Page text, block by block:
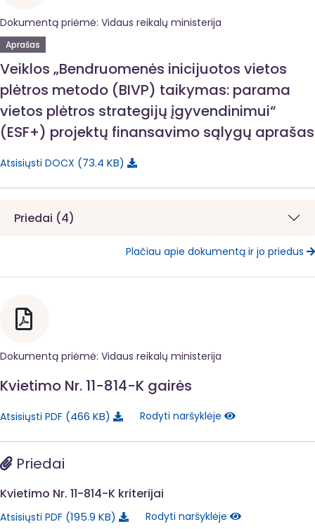
Dokumentą priėmė: Vidaus reikalų ministerija
Aprašas
Veiklos „Bendruomenės inicijuotos vietos
plėtros metodo (BIVP) taikymas: parama
vietos plėtros strategijų įgyvendinimui“
(ESF+) projektų finansavimo sąlygų aprašas
Atsisiųsti DOCX 73.4 KB
Priedai (4)
Plačiau apie dokumentą ir jo priedus
Dokumentą priėmė: Vidaus reikalų ministerija
Kvietimo Nr. 11-814-K gairės
Atsisiųsti PDF 466 KB Rodyti naršyklėje
Priedai
Kvietimo Nr. 11-814-K kriterijai
Atsisiųsti PDF 195.9 KB Rodyti naršyklėje